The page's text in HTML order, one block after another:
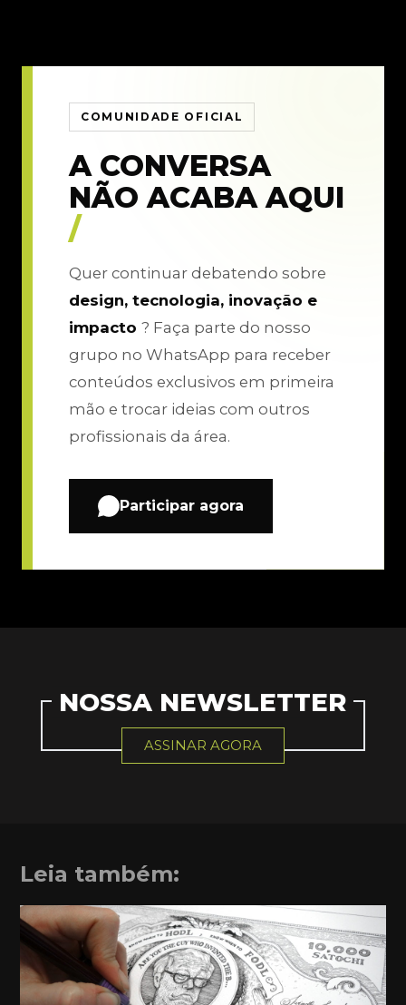
COMUNIDADE OFICIAL
A CONVERSA
NÃO ACABA AQUI
/
Quer continuar debatendo sobre
design, tecnologia, inovação e
impacto ? Faça parte do nosso
grupo no WhatsApp para receber
conteúdos exclusivos em primeira
mão e trocar ideias com outros
profissionais da área.
Participar agora
NOSSA NEWSLETTER
ASSINAR AGORA
Leia também: